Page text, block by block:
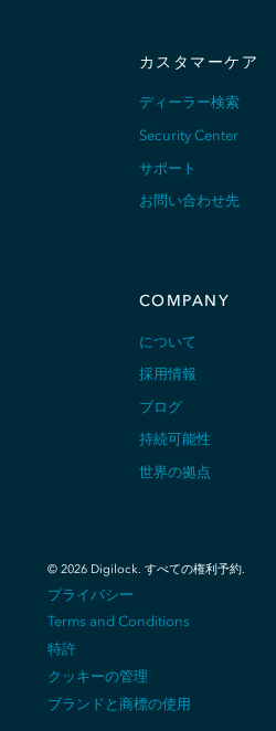
カスタマーケア
ディーラー検索
Security Center
サポート
お問い合わせ先
COMPANY
について
採用情報
ブログ
持続可能性
世界の拠点
© 2026Digilock. すべての権利予約.
プライバシー
Terms and Conditions
特許
クッキーの管理
ブランドと商標の使用